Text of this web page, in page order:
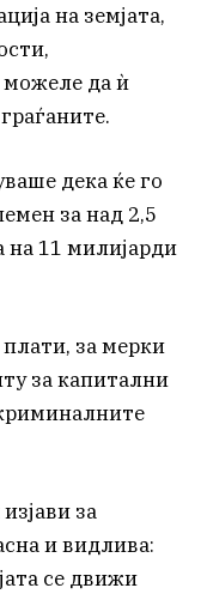
на земјата,
можеле да ѝ
дека ќе го
за над 2,5
на 11 милијарди
за мерки
за капитални
за
и видлива:
се движи